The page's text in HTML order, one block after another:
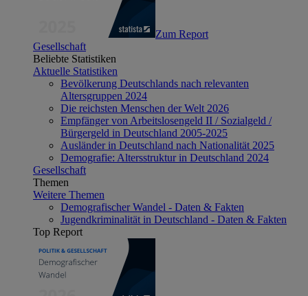
Zum Report
Gesellschaft
Beliebte Statistiken
Aktuelle Statistiken
Bevölkerung Deutschlands nach relevanten
Altersgruppen 2024
Die reichsten Menschen der Welt 2026
Empfänger von Arbeitslosengeld II / Sozialgeld /
Bürgergeld in Deutschland 2005-2025
Ausländer in Deutschland nach Nationalität 2025
Demografie: Altersstruktur in Deutschland 2024
Gesellschaft
Themen
Weitere Themen
Demografischer Wandel - Daten & Fakten
Jugendkriminalität in Deutschland - Daten & Fakten
Top Report